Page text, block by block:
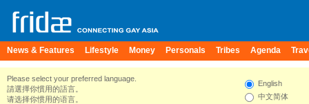
News & Features Lifestyle Money Personals Tribes Agenda
Please select your preferred language.
請選擇你慣用的語言。
请选择你惯用的语言。
English
中文简体